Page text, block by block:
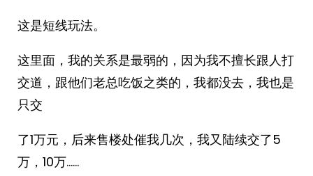
这是短线玩法。
这里面，我的关系是最弱的，因为我不擅长跟人打
交道，跟他们老总吃饭之类的，我都没去，我也是
只交
了1万元，后来售楼处催我几次，我又陆续交了5
万，10万……